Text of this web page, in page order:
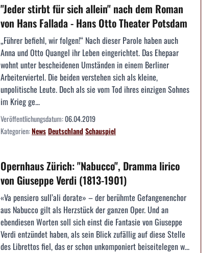
"Jeder stirbt für sich allein" nach dem Roman
von Hans Fallada - Hans Otto Theater Potsdam
„Führer befiehl, wir folgen!“ Nach dieser Parole haben auch
Anna und Otto Quangel ihr Leben eingerichtet. Das Ehepaar
wohnt unter bescheidenen Umständen in einem Berliner
Arbeiterviertel. Die beiden verstehen sich als kleine,
unpolitische Leute. Doch als sie vom Tod ihres einzigen Sohnes
im Krieg ge...
Veröffentlichungsdatum:06.04.2019
Kategorien:NewsDeutschlandSchauspiel
Opernhaus Zürich: "Nabucco", Dramma lirico
von Giuseppe Verdi (1813-1901)
«Va pensiero sull’ali dorate» – der berühmte Gefangenenchor
aus Nabucco gilt als Herzstück der ganzen Oper. Und an
ebendiesen Worten soll sich einst die Fantasie von Giuseppe
Verdi entzündet haben, als sein Blick zufällig auf diese Stelle
des Librettos fiel, das er schon unkomponiert beiseitelegen w...